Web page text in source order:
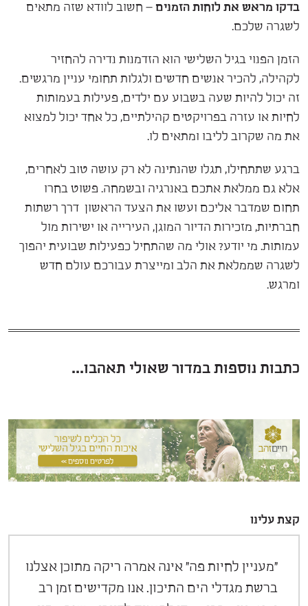
בדקו מראש את לוחות הזמנים – חשוב לוודא שזה מתאים
לשגרה שלכם.
הזמן הפנוי בגיל השלישי הוא הזדמנות נדירה להחזיר
לקהילה, להכיר אנשים חדשים ולגלות תחומי עניין מרגשים.
זה יכול להיות שעה בשבוע עם ילדים, פעילות בעמותות
לחיות או עזרה בפרויקטים קהילתיים, כל אחד יכול למצוא
את מה שקרוב לליבו ומתאים לו.
ברגע שתתחילו, תגלו שהנתינה לא רק עושה טוב לאחרים,
אלא גם ממלאת אתכם באנרגיה ובשמחה. פשוט בחרו
תחום שמדבר אליכם ועשו את הצעד הראשון דרך רשתות
חברתיות, מזכירות הדיור המוגן, העירייה או ישירות מול
עמותות. מי יודע? אולי מה שהתחיל כפעילות שבועית יהפוך
לשגרה שממלאת את הלב ומייצרת עבורכם עולם חדש
ומרגש.
כתבות נוספות במדור שאולי תאהבו...
קצת עלינו
"מעניין לחיות פה" אינה אמרה ריקה מתוכן אצלנו
ברשת מגדלי הים התיכון. אנו מקדישים זמן רב